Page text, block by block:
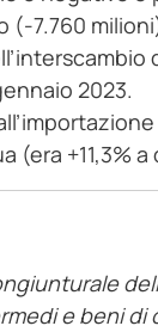
7.760
2023.
(era +11,3%
e beni di